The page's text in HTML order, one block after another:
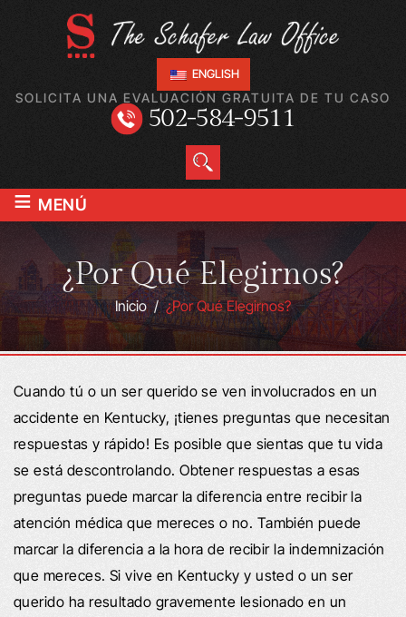
ENGLISH
SOLICITA UNA EVALUACIÓN GRATUITA DE TU CASO
502-584-9511
≡ MENÚ
¿Por Qué Elegirnos?
Inicio/¿Por Qué Elegirnos?
Cuando tú o un ser querido se ven involucrados en un
accidente en Kentucky, ¡tienes preguntas que necesitan
respuestas y rápido! Es posible que sientas que tu vida
se está descontrolando. Obtener respuestas a esas
preguntas puede marcar la diferencia entre recibir la
atención médica que mereces o no. También puede
marcar la diferencia a la hora de recibir la indemnización
que mereces. Si vive en Kentucky y usted o un ser
querido ha resultado gravemente lesionado en un